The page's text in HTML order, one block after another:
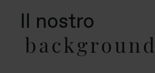
Il nostro
background